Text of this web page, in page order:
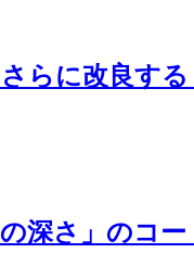
らに改良す
深さ」のコ